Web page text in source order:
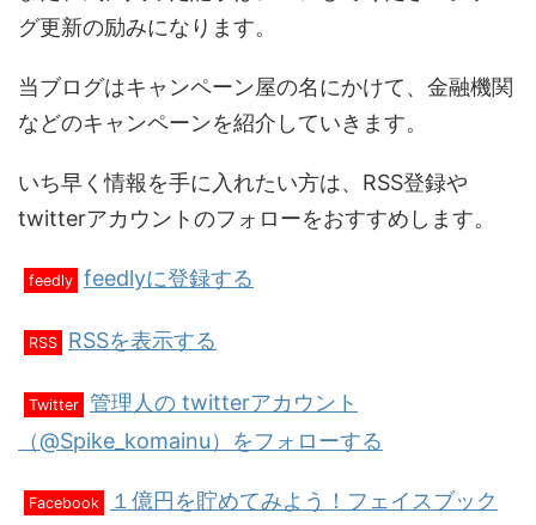
グ更新の励みになります。
当ブログはキャンペーン屋の名にかけて、金融機関
などのキャンペーンを紹介していきます。
いち早く情報を手に入れたい方は、RSS登録や
twitterアカウントのフォローをおすすめします。
feedly feedlyに登録する
RSS RSSを表示する
Twitter 管理人の twitterアカウント
（@Spike_komainu）をフォローする
Facebook
１億円を貯めてみよう！フェイスブック